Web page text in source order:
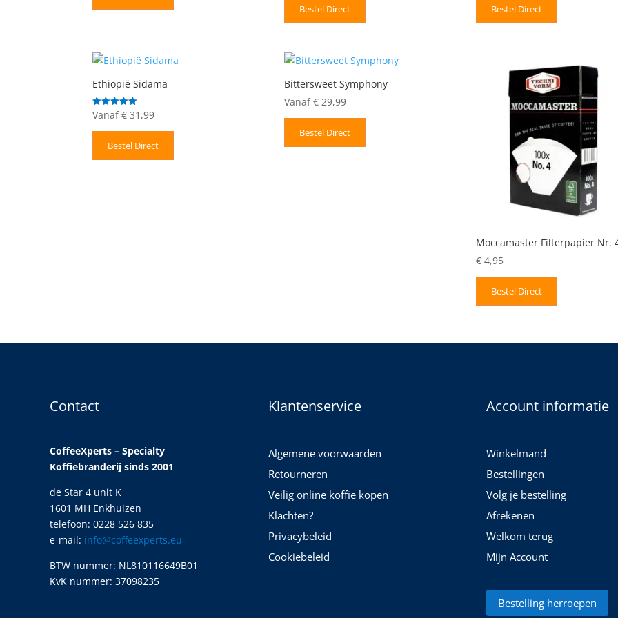
Bestel Direct Bestel Direct
Ethiopië Sidama
Gewaardeerd
5.00
uit 5
Vanaf € 31,99
Bestel Direct
Bittersweet Symphony
Vanaf € 29,99
Bestel Direct
Moccamaster Filterpapier Nr.
€ 4,95
Bestel Direct
Contact
CoffeeXperts – Specialty
Koffiebranderij sinds 2001
de Star 4 unit K
1601 MH Enkhuizen
telefoon: 0228 526 835
e-mail: info@coffeexperts.eu
BTW nummer: NL810116649B01
KvK nummer: 37098235
Klantenservice
Algemene voorwaarden
Retourneren
Veilig online koffie kopen
Klachten?
Privacybeleid
Cookiebeleid
Account informatie
Winkelmand
Bestellingen
Volg je bestelling
Afrekenen
Welkom terug
Mijn Account
Bestelling herroepen